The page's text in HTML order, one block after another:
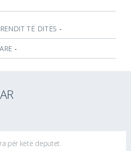
TË DITËS -
-
për këtë deputet.